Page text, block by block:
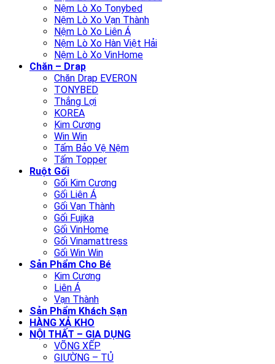
Nệm Lò Xo Tonybed
Nệm Lò Xo Vạn Thành
Nệm Lò Xo Liên Á
Nệm Lò Xo Hàn Việt Hải
Nệm Lò Xo VinHome
Chăn – Drap
Chăn Drap EVERON
TONYBED
Thắng Lợi
KOREA
Kim Cương
Win Win
Tấm Bảo Vệ Nệm
Tấm Topper
Ruột Gối
Gối Kim Cương
Gối Liên Á
Gối Vạn Thành
Gối Fujika
Gối VinHome
Gối Vinamattress
Gối Win Win
Sản Phẩm Cho Bé
Kim Cương
Liên Á
Vạn Thành
Sản Phẩm Khách Sạn
HÀNG XẢ KHO
NỘI THẤT – GIA DỤNG
VÕNG XẾP
GIƯỜNG – TỦ